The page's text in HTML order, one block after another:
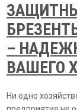
–
ВАШЕГО
Ни одно